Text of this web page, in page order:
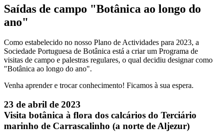
Saídas de campo "Botânica ao longo do
ano"
Como estabelecido no nosso Plano de Actividades para 2023, a
Sociedade Portuguesa de Botânica está a criar um Programa de
visitas de campo e palestras regulares, o qual decidiu designar como
"Botânica ao longo do ano".
Venha aprender e trocar conhecimento! Ficamos à sua espera.
23 de abril de 2023
Visita botânica à flora dos calcários do Terciário
marinho de Carrascalinho (a norte de Aljezur)